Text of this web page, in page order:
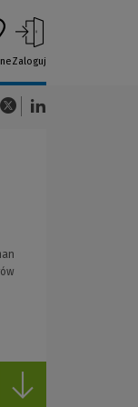
Zaloguj
okno)(Link do innej strony)